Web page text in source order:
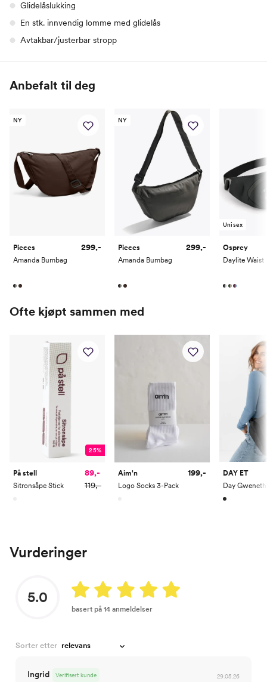
Glidelåslukking
En stk. innvendig lomme med glidelås
Avtakbar/justerbar stropp
Anbefalt til deg
NY
Pieces
Amanda Bumbag
299,-
NY
Pieces
Amanda Bumbag
299,-
Unisex
Osprey
Daylite Waist
Ofte kjøpt sammen med
25%
På stell
Sitronsåpe Stick
89,-
119,-
Aim'n
Logo Socks 3-Pack
199,- DAY ET
Vurderinger
5.0
basert på 14 anmeldelser
Sorter etter
Ingrid 29.05.26
Verifisert kunde